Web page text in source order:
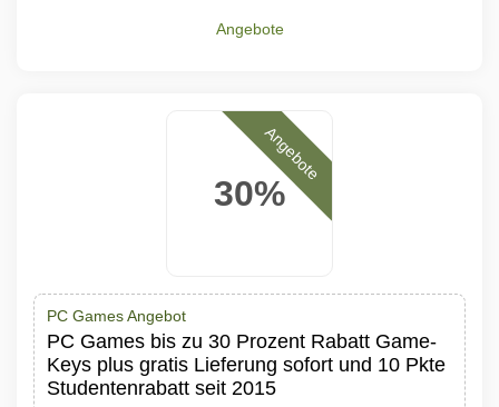
Angebote
30%
Angebote
PC Games Angebot
PC Games bis zu 30 Prozent Rabatt Game-
Keys plus gratis Lieferung sofort und 10 Pkte
Studentenrabatt seit 2015